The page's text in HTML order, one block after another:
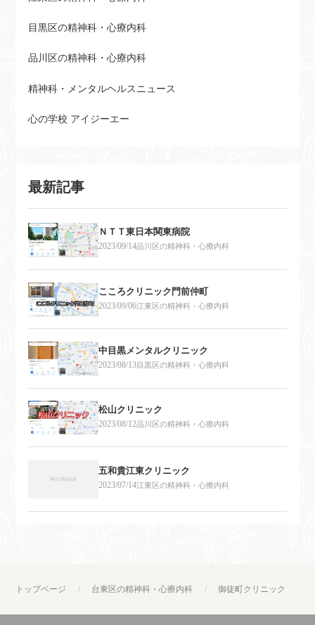
目黒区の精神科・心療内科
品川区の精神科・心療内科
精神科・メンタルヘルスニュース
心の学校 アイジーエー
最新記事
ＮＴＴ東日本関東病院
2023/09/14品川区の精神科・心療内科
こころクリニック門前仲町
2023/09/06江東区の精神科・心療内科
中目黒メンタルクリニック
2023/08/13目黒区の精神科・心療内科
松山クリニック
2023/08/12品川区の精神科・心療内科
五和貴江東クリニック
2023/07/14江東区の精神科・心療内科
トップページ 台東区の精神科・心療内科 御徒町クリニック